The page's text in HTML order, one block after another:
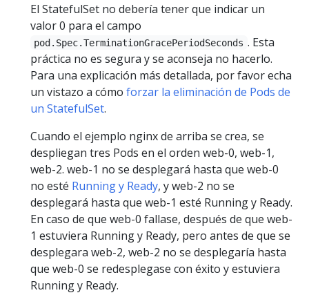
El StatefulSet no debería tener que indicar un
valor 0 para el campo
pod.Spec.TerminationGracePeriodSeconds . Esta
práctica no es segura y se aconseja no hacerlo.
Para una explicación más detallada, por favor echa
un vistazo a cómo forzar la eliminación de Pods de
un StatefulSet.
Cuando el ejemplo nginx de arriba se crea, se
despliegan tres Pods en el orden web-0, web-1,
web-2. web-1 no se desplegará hasta que web-0
no esté Running y Ready, y web-2 no se
desplegará hasta que web-1 esté Running y Ready.
En caso de que web-0 fallase, después de que web-
1 estuviera Running y Ready, pero antes de que se
desplegara web-2, web-2 no se desplegaría hasta
que web-0 se redesplegase con éxito y estuviera
Running y Ready.